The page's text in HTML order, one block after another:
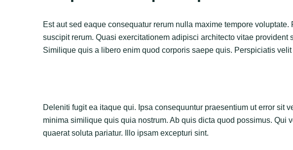
Est aut sed eaque consequatur rerum nulla maxime tempore
suscipit rerum. Quasi exercitationem adipisci architecto vitae provident
Similique quis a libero enim quod corporis saepe quis. Perspiciatis
Deleniti fugit ea itaque qui. Ipsa consequuntur praesentium ut error sit
minima similique quis quia nostrum. Ab quis dicta quod possimus. Qui
quaerat soluta pariatur. Illo ipsam excepturi sint.